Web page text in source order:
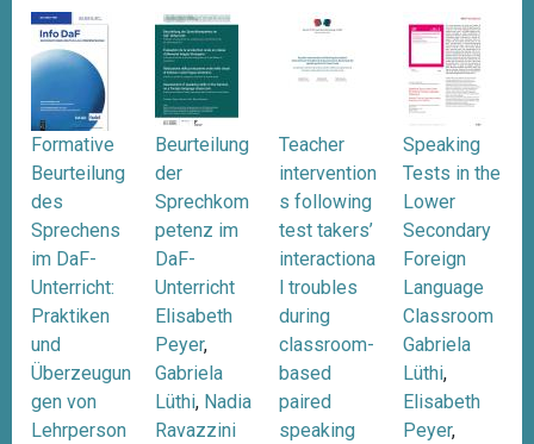
Formative
Beurteilung
des
Sprechens
im DaF-
Unterricht:
Praktiken
und
Überzeugun
gen von
Lehrperson
Beurteilung
der
Sprechkom
petenz im
DaF-
Unterricht
Elisabeth
Peyer,
Gabriela
Lüthi, Nadia
Ravazzini
Teacher
intervention
s following
test takers’
interactiona
l troubles
during
classroom-
based
paired
speaking
Speaking
Tests in the
Lower
Secondary
Foreign
Language
Classroom
Gabriela
Lüthi,
Elisabeth
Peyer,